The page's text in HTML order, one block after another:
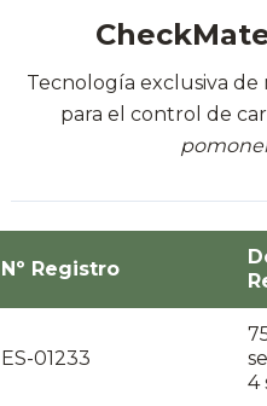
Tecnología exclusiva
para el control de
Nº Registro
ES-01233
4